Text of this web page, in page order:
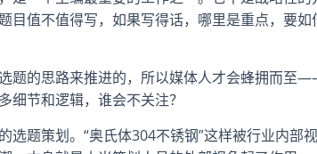
值不值得写，如果写得话，哪里是重点，要如
题的思路来推进的，所以媒体人才会蜂拥而至
细节和逻辑，谁会不关注？
题策划。“奥氏体304不锈钢”这样被行业内部视